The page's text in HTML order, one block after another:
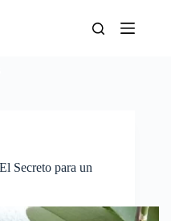
Secreto para un